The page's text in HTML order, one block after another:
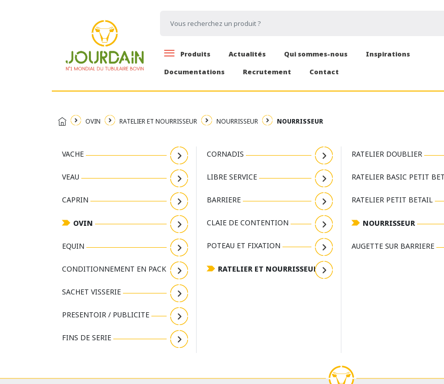
Produits Actualités Qui sommes-nous
Inspirations
Documentations
Recrutement Contact
OVIN RATELIER ET NOURRISSEUR NOURRISSEUR NOURRISSEUR
VACHE
VEAU
CAPRIN
OVIN
EQUIN
CONDITIONNEMENT EN PACK
SACHET VISSERIE
PRESENTOIR / PUBLICITE
FINS DE SERIE
CORNADIS
LIBRE SERVICE
BARRIERE
CLAIE DE CONTENTION
POTEAU ET FIXATION
RATELIER ET NOURRISSEUR
RATELIER DOUBLIER
RATELIER BASIC PETIT
RATELIER PETIT BETAIL
NOURRISSEUR
AUGETTE SUR BARRIERE